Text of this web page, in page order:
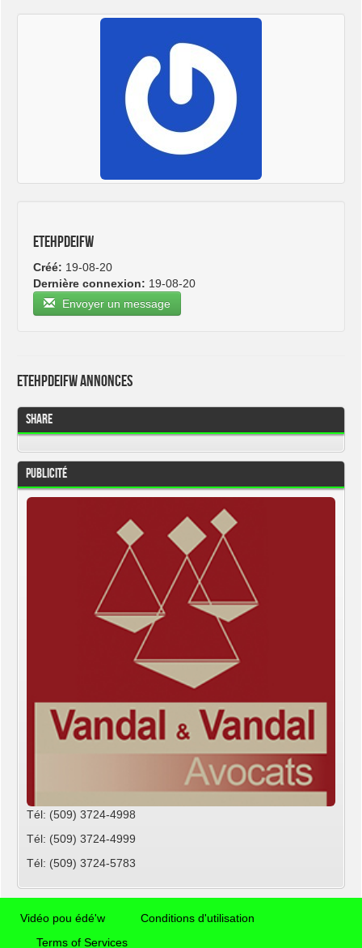
etehpdeifw
Créé: 19-08-20
Dernière connexion: 19-08-20
Envoyer un message
etehpdeifw Annonces
Share
Publicité
Tél: (509) 3724-4998
Tél: (509) 3724-4999
Tél: (509) 3724-5783
Vidéo pou édé'w
Conditions d'utilisation
Terms of Services